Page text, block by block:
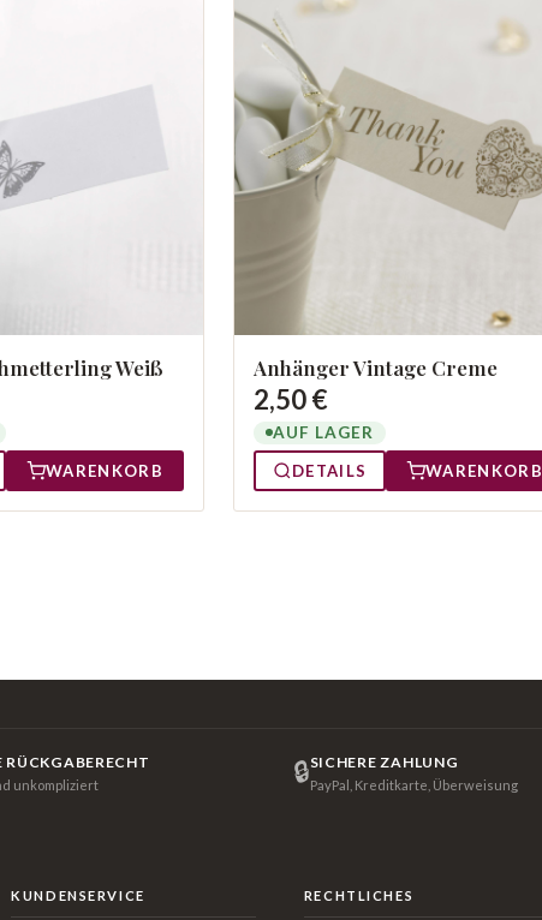
Weiß
WARENKORB
Anhänger Vintage Creme
2,50 €
AUF LAGER
DETAILS
WARENKORB
RÜCKGABERECHT
unkompliziert 🔒SICHERE ZAHLUNG
PayPal, Kreditkarte, Überweisung
KUNDENSERVICE RECHTLICHES